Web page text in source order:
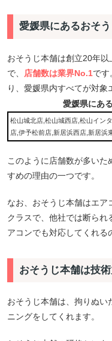
愛媛県にあるおそ
おそうじ本舗は創立20年
で、
店舗数は業界No.1です
り、愛媛県内すべてが対象
愛媛県にあ
松山城北店,松山城西店,松山イン
店,伊予松前店,新居浜西店,新居浜
このように店舗数が多いた
すめの理由の一つです。
なお、おそうじ本舗はエア
クラスで、他社では断られ
アコンでも対応してくれる
おそうじ本舗は技
おそうじ本舗は、拘りぬい
ニングをしてくれます。